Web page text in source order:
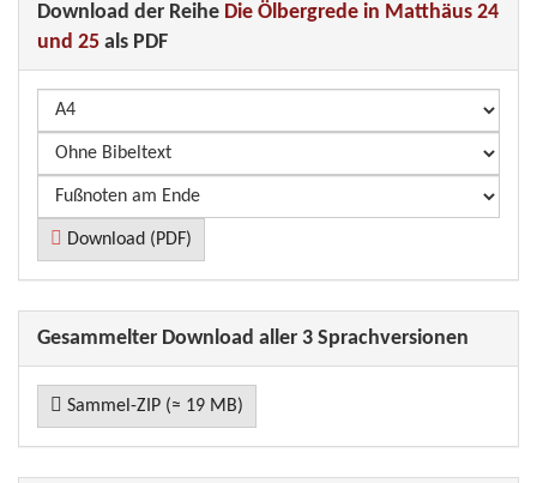
Download der Reihe Die Ölbergrede in Matthäus 24
und 25 als PDF
Download (PDF)
Gesammelter Download aller 3 Sprachversionen
Sammel-ZIP (≈ 19 MB)